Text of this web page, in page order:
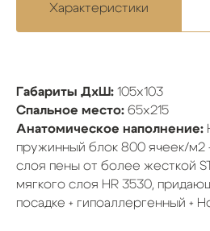
Характеристики
Габариты ДхШ: 105х103
Спальное место: 65х215
Анатомическое наполнение:
пружинный блок 800 ячеек/м2
слоя пены от более жесткой
мягкого слоя HR 3530,
посадке + гипоаллергенный +